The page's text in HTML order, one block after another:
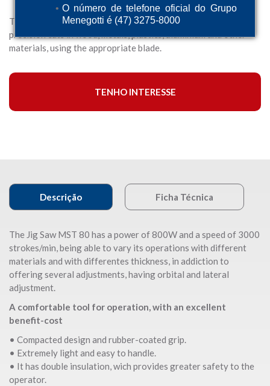
O número de telefone oficial do Grupo
Menegotti é (47) 3275-8000
The Menegotti Jig Saw is the ideal electric tool to make
precision cuts in wood, metals, plastics, aluminium and other
materials, using the appropriate blade.
TENHO INTERESSE
Descrição Ficha Técnica
The Jig Saw MST 80 has a power of 800W and a speed of 3000
strokes/min, being able to vary its operations with different
materials and with differentes thickness, in addiction to
offering several adjustments, having orbital and lateral
adjustment.
A comfortable tool for operation, with an excellent
benefit-cost
• Compacted design and rubber-coated grip.
• Extremely light and easy to handle.
• It has double insulation, wich provides greater safety to the
operator.